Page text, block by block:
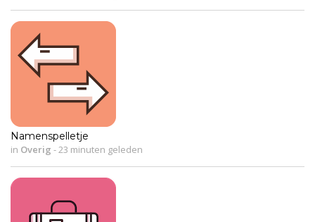
Namenspelletje
in Overig - 23 minuten geleden